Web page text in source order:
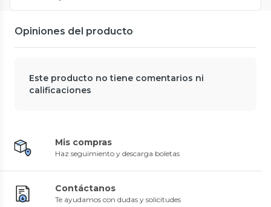
Opiniones del producto
Este producto no tiene comentarios ni
calificaciones
Mis compras
Haz seguimiento y descarga boletas
Contáctanos
Te ayudamos con dudas y solicitudes